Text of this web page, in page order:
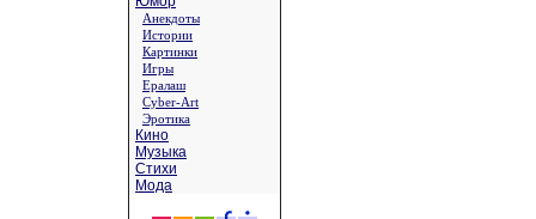
Анекдоты
Истории
Картинки
Игры
Ералаш
Cyber-Art
Эротика
Кино
Музыка
Стихи
Мода